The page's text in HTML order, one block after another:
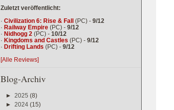
Zuletzt veröffentlicht:
· Civilization 6: Rise & Fall (PC) - 9/12
· Railway Empire (PC) - 9/12
· Nidhogg 2 (PC) - 10/12
· Kingdoms and Castles (PC) - 9/12
· Drifting Lands (PC) - 9/12
[Alle Reviews]
Blog-Archiv
► 2025 (8)
► 2024 (15)